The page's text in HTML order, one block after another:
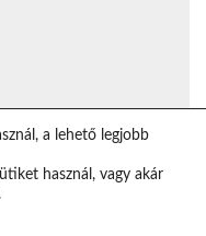
a lehető legjobb
használ, vagy akár